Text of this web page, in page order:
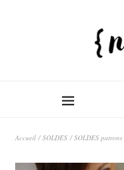
Accueil / SOLDES / SOLDES patrons